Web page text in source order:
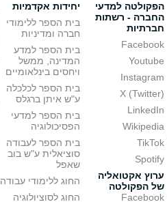
הפקולטה למדעי
החברה - רשתות
חברתיות
Facebook
Youtube
Instagram
X (Twitter)
LinkedIn
Wikipedia
TikTok
Spotify
ערוץ אקטואליה
של הפקולטה
Facebook
יחידות אקדמיות
בית הספר ללימודי
חברה ומדיניות
בית הספר למדע
המדינה, ממשל
ויחסים בינלאומיים
בית הספר לכלכלה
ע"ש איתן ברגלס
בית הספר למדעי
הפסיכולוגיה
בית הספר לעבודה
סוציאלית ע"ש בוב
שאפל
החוג ללימודי עבודה
החוג לסוציולוגיה